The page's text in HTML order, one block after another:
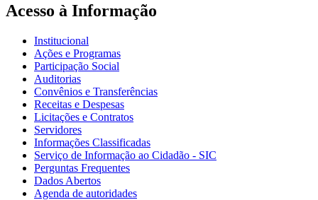
Acesso à Informação
Institucional
Ações e Programas
Participação Social
Auditorias
Convênios e Transferências
Receitas e Despesas
Licitações e Contratos
Servidores
Informações Classificadas
Serviço de Informação ao Cidadão - SIC
Perguntas Frequentes
Dados Abertos
Agenda de autoridades